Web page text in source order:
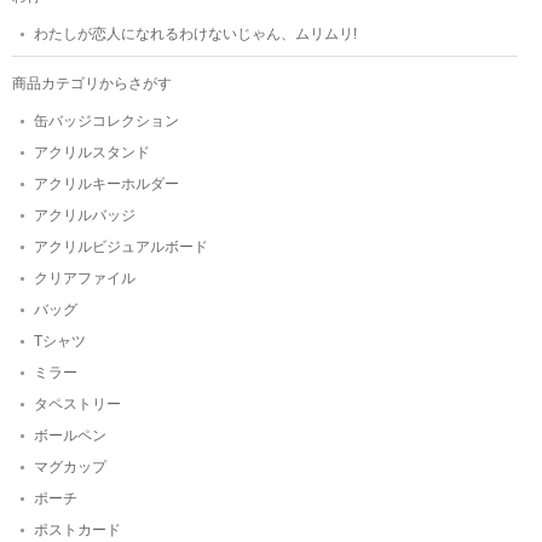
わたしが恋人になれるわけないじゃん、ムリムリ!
商品カテゴリからさがす
缶バッジコレクション
アクリルスタンド
アクリルキーホルダー
アクリルバッジ
アクリルビジュアルボード
クリアファイル
バッグ
Tシャツ
ミラー
タペストリー
ボールペン
マグカップ
ポーチ
ポストカード